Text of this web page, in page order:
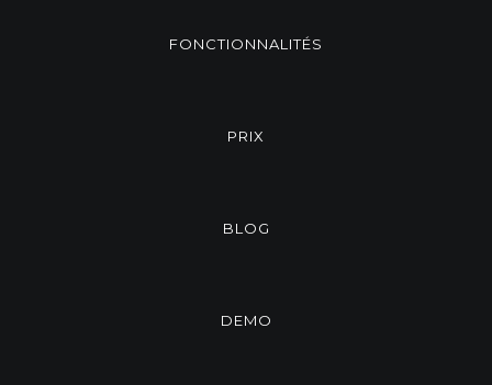
FONCTIONNALITÉS
PRIX
BLOG
DEMO